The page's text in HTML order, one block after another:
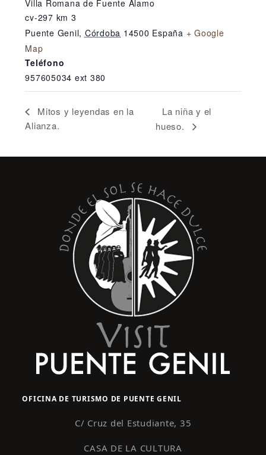
Villa Romana de Fuente Álamo
cv-297 km 3
Puente Genil, Córdoba 14500 España + Google
Map
Teléfono
957605034 ext 380
Mitos y leyendas en la
Alianza.
La niña y el
hueso.
OFICINA DE TURISMO DE PUENTE GENIL
C/ Cruz del Estudiante, 35
CASA DE LA CULTURA